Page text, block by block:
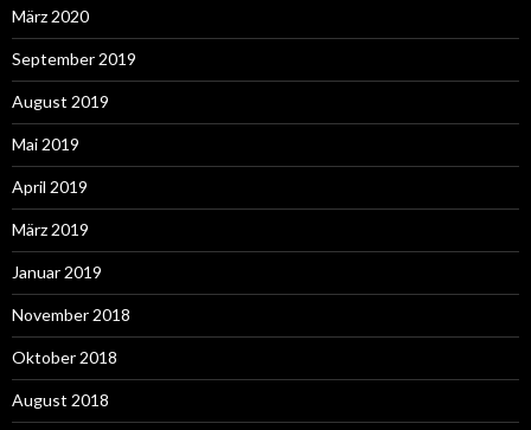
März 2020
September 2019
August 2019
Mai 2019
April 2019
März 2019
Januar 2019
November 2018
Oktober 2018
August 2018